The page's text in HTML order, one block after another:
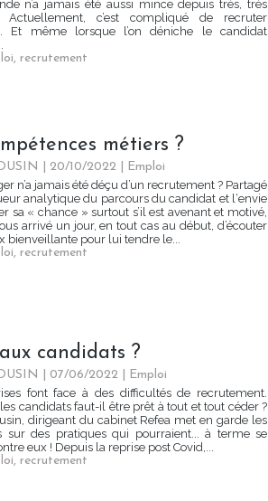
n’a jamais été aussi mince depuis très, très
Actuellement, c’est compliqué de recruter
Et même lorsque l’on déniche le candidat
, recrutement
métiers ?
| 20/10/2022
Emploi
n’a jamais été déçu d’un recrutement ? Partagé
analytique du parcours du candidat et l‘envie
sa « chance » surtout s’il est avenant et motivé,
arrivé un jour, en tout cas au début, d’écouter
bienveillante pour lui tendre le...
, recrutement
candidats ?
| 07/06/2022
Emploi
font face à des difficultés de recrutement.
candidats faut-il être prêt à tout et tout céder ?
dirigeant du cabinet Refea met en garde les
sur des pratiques qui pourraient... à terme se
eux ! Depuis la reprise post Covid,...
, recrutement